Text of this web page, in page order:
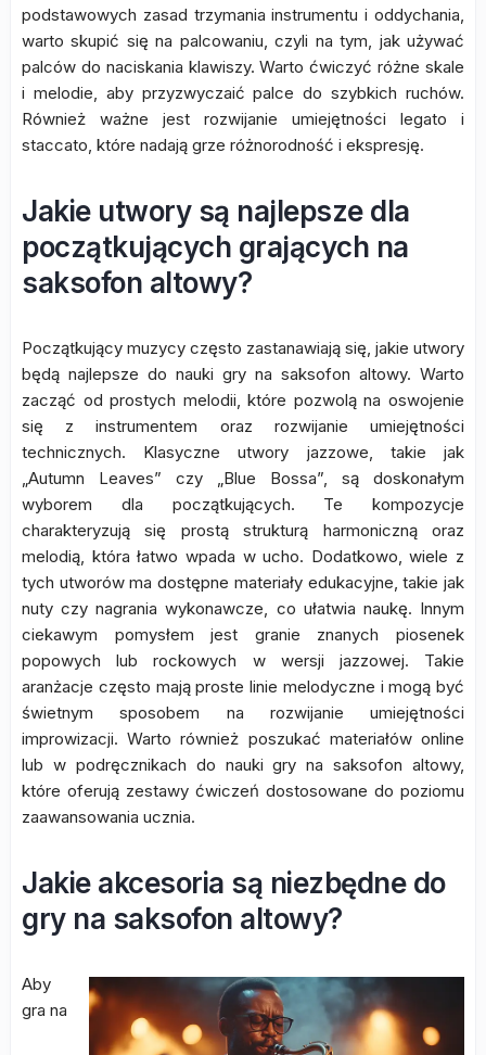
podstawowych zasad trzymania instrumentu i oddychania,
warto skupić się na palcowaniu, czyli na tym, jak używać
palców do naciskania klawiszy. Warto ćwiczyć różne skale
i melodie, aby przyzwyczaić palce do szybkich ruchów.
Również ważne jest rozwijanie umiejętności legato i
staccato, które nadają grze różnorodność i ekspresję.
Jakie utwory są najlepsze dla
początkujących grających na
saksofon altowy?
Początkujący muzycy często zastanawiają się, jakie utwory
będą najlepsze do nauki gry na saksofon altowy. Warto
zacząć od prostych melodii, które pozwolą na oswojenie
się z instrumentem oraz rozwijanie umiejętności
technicznych. Klasyczne utwory jazzowe, takie jak
„Autumn Leaves” czy „Blue Bossa”, są doskonałym
wyborem dla początkujących. Te kompozycje
charakteryzują się prostą strukturą harmoniczną oraz
melodią, która łatwo wpada w ucho. Dodatkowo, wiele z
tych utworów ma dostępne materiały edukacyjne, takie jak
nuty czy nagrania wykonawcze, co ułatwia naukę. Innym
ciekawym pomysłem jest granie znanych piosenek
popowych lub rockowych w wersji jazzowej. Takie
aranżacje często mają proste linie melodyczne i mogą być
świetnym sposobem na rozwijanie umiejętności
improwizacji. Warto również poszukać materiałów online
lub w podręcznikach do nauki gry na saksofon altowy,
które oferują zestawy ćwiczeń dostosowane do poziomu
zaawansowania ucznia.
Jakie akcesoria są niezbędne do
gry na saksofon altowy?
Aby
gra na